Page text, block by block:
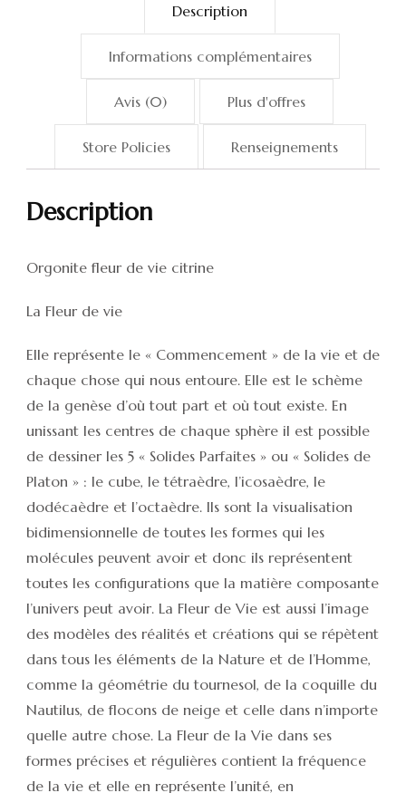
Description
Informations complémentaires
Avis (0) Plus d'offres
Store Policies Renseignements
Description
Orgonite fleur de vie citrine
La Fleur de vie
Elle représente le « Commencement » de la vie et de
chaque chose qui nous entoure. Elle est le schème
de la genèse d’où tout part et où tout existe. En
unissant les centres de chaque sphère il est possible
de dessiner les 5 « Solides Parfaites » ou « Solides de
Platon » : le cube, le tétraèdre, l’icosaèdre, le
dodécaèdre et l’octaèdre. Ils sont la visualisation
bidimensionnelle de toutes les formes qui les
molécules peuvent avoir et donc ils représentent
toutes les configurations que la matière composante
l’univers peut avoir. La Fleur de Vie est aussi l’image
des modèles des réalités et créations qui se répètent
dans tous les éléments de la Nature et de l’Homme,
comme la géométrie du tournesol, de la coquille du
Nautilus, de flocons de neige et celle dans n’importe
quelle autre chose. La Fleur de la Vie dans ses
formes précises et régulières contient la fréquence
de la vie et elle en représente l’unité, en